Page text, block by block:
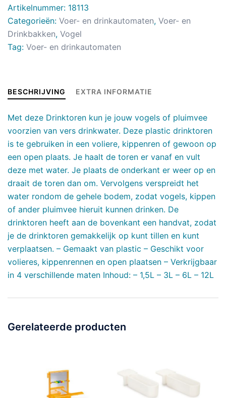
Artikelnummer: 18113
Categorieën: Voer- en drinkautomaten, Voer- en
Drinkbakken, Vogel
Tag: Voer- en drinkautomaten
BESCHRIJVING EXTRA INFORMATIE
Met deze Drinktoren kun je jouw vogels of pluimvee
voorzien van vers drinkwater. Deze plastic drinktoren
is te gebruiken in een voliere, kippenren of gewoon op
een open plaats. Je haalt de toren er vanaf en vult
deze met water. Je plaats de onderkant er weer op en
draait de toren dan om. Vervolgens verspreidt het
water rondom de gehele bodem, zodat vogels, kippen
of ander pluimvee hieruit kunnen drinken. De
drinktoren heeft aan de bovenkant een handvat, zodat
je de drinktoren gemakkelijk op kunt tillen en kunt
verplaatsen. – Gemaakt van plastic – Geschikt voor
volieres, kippenrennen en open plaatsen – Verkrijgbaar
in 4 verschillende maten Inhoud: – 1,5L – 3L – 6L – 12L
Gerelateerde producten